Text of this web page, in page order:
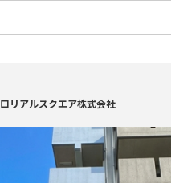
リアルスクエア株式会社